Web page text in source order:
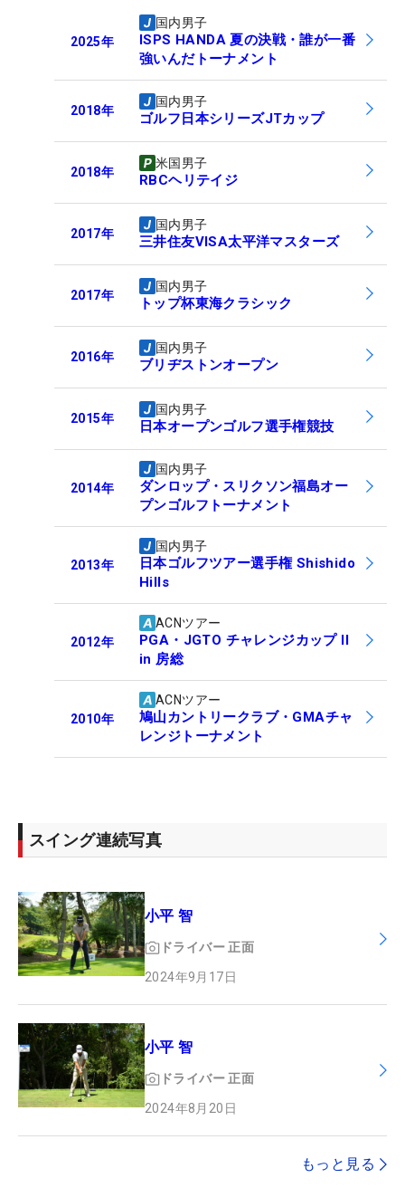
2025年
国内男子
ISPS HANDA 夏の決戦・誰が一番
強いんだトーナメント
2018年
国内男子
ゴルフ日本シリーズJTカップ
2018年
米国男子
RBCヘリテイジ
2017年
国内男子
三井住友VISA太平洋マスターズ
2017年
国内男子
トップ杯東海クラシック
2016年
国内男子
ブリヂストンオープン
2015年
国内男子
日本オープンゴルフ選手権競技
2014年
国内男子
ダンロップ・スリクソン福島オー
プンゴルフトーナメント
2013年
国内男子
日本ゴルフツアー選手権 Shishido
Hills
2012年
ACNツアー
PGA・JGTO チャレンジカップ II
in 房総
2010年
ACNツアー
鳩山カントリークラブ・GMAチャ
レンジトーナメント
スイング連続写真
小平 智
ドライバー 正面
2024年9月17日
小平 智
ドライバー 正面
2024年8月20日
もっと見る